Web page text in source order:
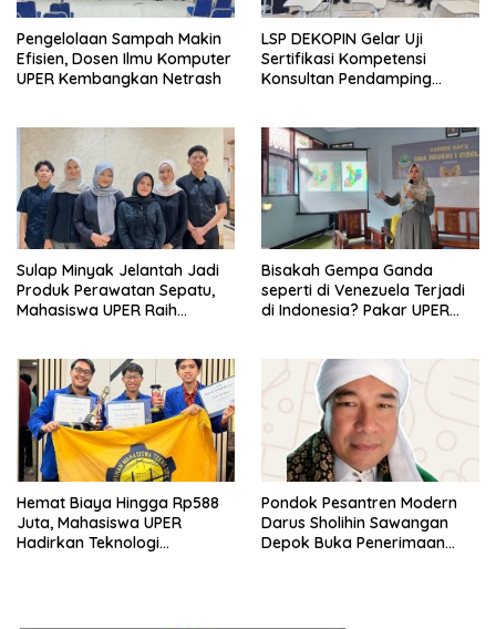
Pengelolaan Sampah Makin
Efisien, Dosen Ilmu Komputer
UPER Kembangkan Netrash
LSP DEKOPIN Gelar Uji
Sertifikasi Kompetensi
Konsultan Pendamping
Sulap Minyak Jelantah Jadi
Produk Perawatan Sepatu,
Mahasiswa UPER Raih
Bisakah Gempa Ganda
seperti di Venezuela Terjadi
di Indonesia? Pakar UPER
Hemat Biaya Hingga Rp588
Juta, Mahasiswa UPER
Hadirkan Teknologi
Pondok Pesantren Modern
Darus Sholihin Sawangan
Depok Buka Penerimaan